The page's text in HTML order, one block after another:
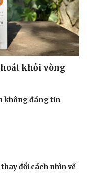
sĩ
khỏi vòng
không đáng tin
đổi cách nhìn về